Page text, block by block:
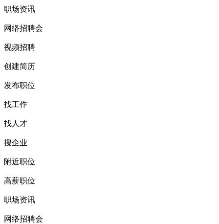
职场资讯
网络招聘会
视频招聘
创建简历
发布职位
找工作
找人才
搜企业
附近职位
高薪职位
职场资讯
网络招聘会